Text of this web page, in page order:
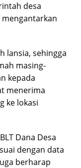
desa
lansia, sehingga
masing-
kepada
menerima
ke lokasi
Dana Desa
dengan data
berharap